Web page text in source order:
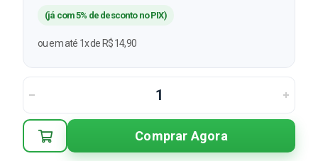
(já com 5% de desconto no PIX)
ou em até 1x de R$ 14,90
Comprar Agora